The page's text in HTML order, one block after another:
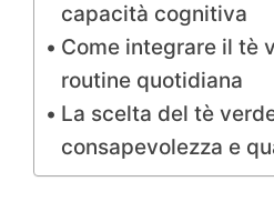
capacità cognitiva
Come integrare il tè
routine quotidiana
La scelta del tè
consapevolezza e